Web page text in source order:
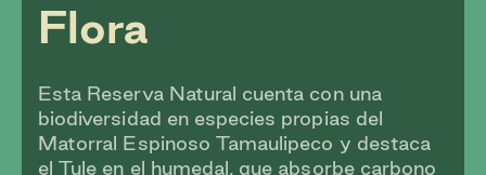
Flora
Esta Reserva Natural cuenta con una
biodiversidad en especies propias del
Matorral Espinoso Tamaulipeco y destaca
el Tule en el humedal, que absorbe carbono